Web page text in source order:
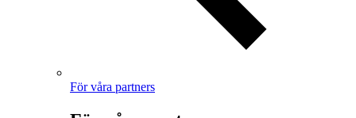
För våra partners